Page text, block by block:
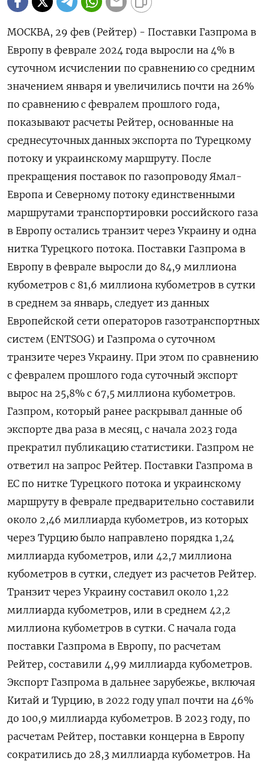
МОСКВА, 29 фев (Рейтер) - Поставки Газпрома в
Европу в феврале 2024 года выросли на 4% в
суточном исчислении по сравнению со средним
значением января и увеличились почти на 26%
по сравнению с февралем прошлого года,
показывают расчеты Рейтер, основанные на
среднесуточных данных экспорта по Турецкому
потоку и украинскому маршруту. После
прекращения поставок по газопроводу Ямал-
Европа и Северному потоку единственными
маршрутами транспортировки российского газа
в Европу остались транзит через Украину и одна
нитка Турецкого потока. Поставки Газпрома в
Европу в феврале выросли до 84,9 миллиона
кубометров с 81,6 миллиона кубометров в сутки
в среднем за январь, следует из данных
Европейской сети операторов газотранспортных
систем (ENTSOG) и Газпрома о суточном
транзите через Украину. При этом по сравнению
с февралем прошлого года суточный экспорт
вырос на 25,8% с 67,5 миллиона кубометров.
Газпром, который ранее раскрывал данные об
экспорте два раза в месяц, с начала 2023 года
прекратил публикацию статистики. Газпром не
ответил на запрос Рейтер. Поставки Газпрома в
ЕС по нитке Турецкого потока и украинскому
маршруту в феврале предварительно составили
около 2,46 миллиарда кубометров, из которых
через Турцию было направлено порядка 1,24
миллиарда кубометров, или 42,7 миллиона
кубометров в сутки, следует из расчетов Рейтер.
Транзит через Украину составил около 1,22
миллиарда кубометров, или в среднем 42,2
миллиона кубометров в сутки. С начала года
поставки Газпрома в Европу, по расчетам
Рейтер, составили 4,99 миллиарда кубометров.
Экспорт Газпрома в дальнее зарубежье, включая
Китай и Турцию, в 2022 году упал почти на 46%
до 100,9 миллиарда кубометров. В 2023 году, по
расчетам Рейтер, поставки концерна в Европу
сократились до 28,3 миллиарда кубометров. На